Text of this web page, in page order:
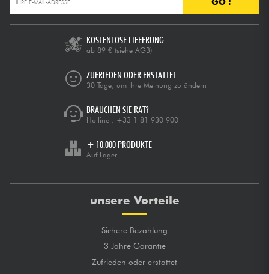
KOSTENLOSE LIEFERUNG
ab 89 € (siehe AGB)
ZUFRIEDEN ODER ERSTATTET
30 Tage, um Ihre Meinung zu ändern
BRAUCHEN SIE RAT?
Hotline : +33 1 81 930 900
+ 10.000 PRODUKTE
Auf Lager
unsere Vorteile
Sichere Bezahlung
3 Jahre Garantie
Zufrieden oder erstattet